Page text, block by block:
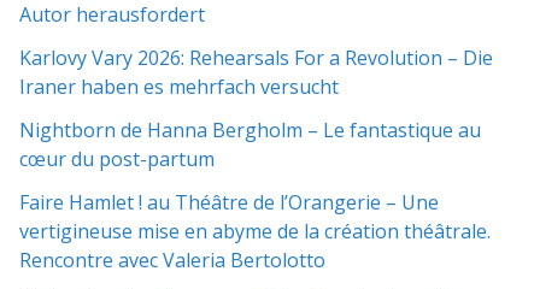
Autor herausfordert
Karlovy Vary 2026: Rehearsals For a Revolution – Die
Iraner haben es mehrfach versucht
Nightborn de Hanna Bergholm – Le fantastique au
cœur du post-partum
Faire Hamlet ! au Théâtre de l’Orangerie – Une
vertigineuse mise en abyme de la création théâtrale.
Rencontre avec Valeria Bertolotto